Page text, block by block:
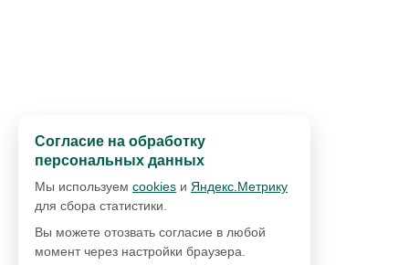
Согласие на обработку
персональных данных
Мы используем cookies и Яндекс.Метрику
для сбора статистики.
Вы можете отозвать согласие в любой
момент через настройки браузера.